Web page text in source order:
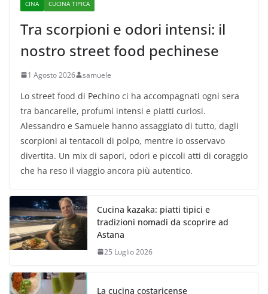
CINA CUCINA TIPICA
Tra scorpioni e odori intensi: il
nostro street food pechinese
1 Agosto 2026 samuele
Lo street food di Pechino ci ha accompagnati ogni sera
tra bancarelle, profumi intensi e piatti curiosi.
Alessandro e Samuele hanno assaggiato di tutto, dagli
scorpioni ai tentacoli di polpo, mentre io osservavo
divertita. Un mix di sapori, odori e piccoli atti di coraggio
che ha reso il viaggio ancora più autentico.
Cucina kazaka: piatti tipici e
tradizioni nomadi da scoprire ad
Astana
25 Luglio 2026
La cucina costaricense